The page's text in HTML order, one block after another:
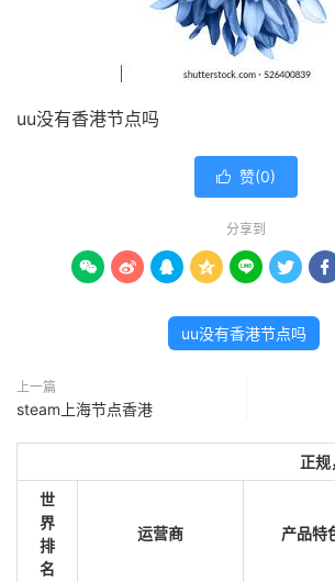
uu没有香港节点吗
 赞(0)
分享到
      
uu没有香港节点吗
上一篇
steam上海节点香港
正规
世
界
排
名
运营商 产品特